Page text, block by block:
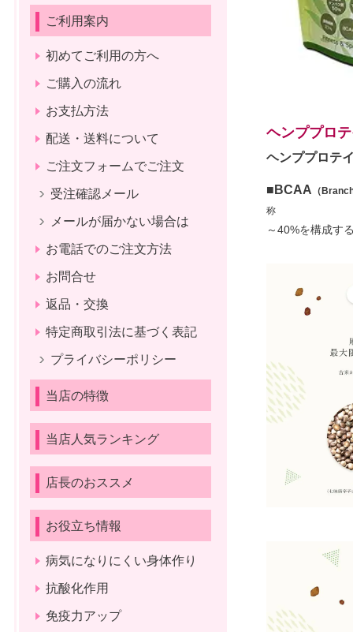
ヘンププロ
ヘンププロテ
■ BCAA （
称
～40%を構成す
ご利用案内
初めてご利用の方へ
ご購入の流れ
お支払方法
配送・送料について
ご注文フォームでご注文
受注確認メール
メールが届かない場合は
お電話でのご注文方法
お問合せ
返品・交換
特定商取引法に基づく表記
プライバシーポリシー
当店の特徴
当店人気ランキング
店長のおススメ
お役立ち情報
病気になりにくい身体作り
抗酸化作用
免疫力アップ